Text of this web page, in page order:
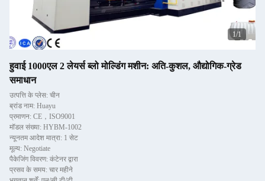
1/1
हुवाई 1000एल 2 लेयर्स ब्लो मोल्डिंग मशीन: अति-कुशल, औद्योगिक-ग्रेड
समाधान
उत्पत्ति के प्लेस: चीन
ब्रांड नाम: Huayu
प्रमाणन: CE，ISO9001
मॉडल संख्या: HYBM-1002
न्यूनतम आदेश मात्रा: 1 सेट
मूल्य: Negotiate
पैकेजिंग विवरण: कंटेनर द्वारा
प्रसव के समय: चार महीने